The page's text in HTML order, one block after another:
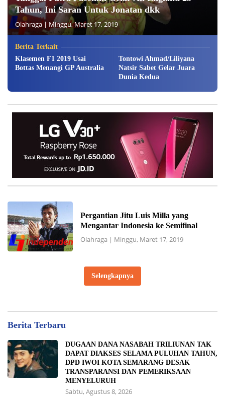
Tahun, Ini Saran Untuk Jonatan dkk
Olahraga| Minggu, Maret 17, 2019
Berita Terkait
Klasemen F1 2019 Usai
Bottas Menangi GP Australia
Tontowi Ahmad/Liliyana
Natsir Sabet Gelar Juara
Dunia Kedua
Pergantian Jitu Luis Milla yang
Mengantar Indonesia ke Semifinal
Olahraga | Minggu, Maret 17, 2019
Selengkapnya
Berita Terbaru
DUGAAN DANA NASABAH TRILIUNAN TAK
DAPAT DIAKSES SELAMA PULUHAN TAHUN,
DPD IWOI KOTA SEMARANG DESAK
TRANSPARANSI DAN PEMERIKSAAN
MENYELURUH
Sabtu, Agustus 8, 2026